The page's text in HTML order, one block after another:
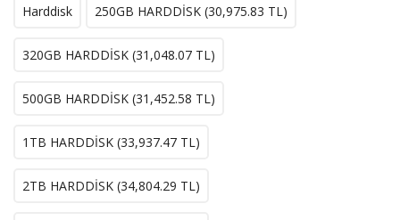
Harddisk
250GB HARDDİSK (30,975.83 TL)
320GB HARDDİSK (31,048.07 TL)
500GB HARDDİSK (31,452.58 TL)
1TB HARDDİSK (33,937.47 TL)
2TB HARDDİSK (34,804.29 TL)